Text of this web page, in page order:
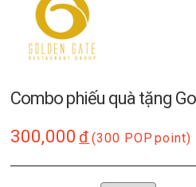
Combo phiếu quà tặng
300,000 đ (300 POP point)